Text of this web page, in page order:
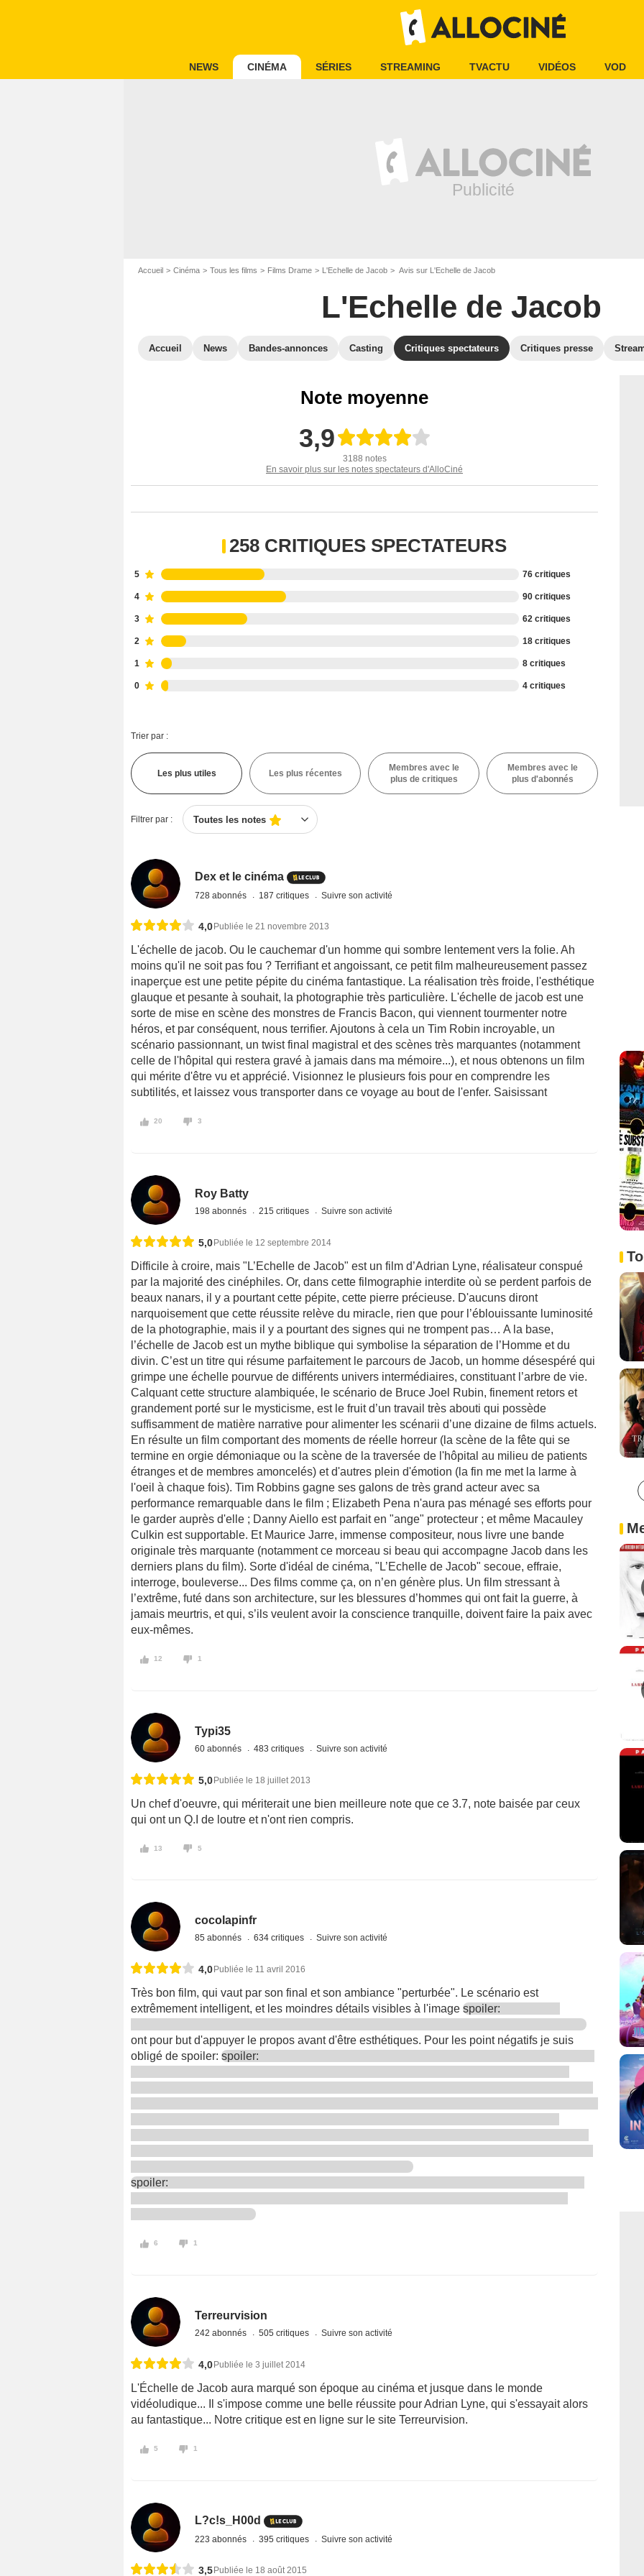
NEWS CINÉMA SÉRIES STREAMING TVACTU VIDÉOS VOD
Accueil Cinéma Tous les films Films Drame L'Echelle de Jacob Avis sur L'Echelle de Jacob
L'Echelle de Jacob
Accueil News Bandes-annonces Casting Critiques spectateurs Critiques presse
Note moyenne
3,9
3188 notes
En savoir plus sur les notes spectateurs d'AlloCiné
258 CRITIQUES SPECTATEURS
5 76 critiques
4 90 critiques
3 62 critiques
2 18 critiques
1 8 critiques
0 4 critiques
Trier par :
Les plus utiles Les plus récentes
Membres avec le
plus de critiques
Membres avec le
plus d'abonnés
Filtrer par : Toutes les notes
Dex et le cinéma
728 abonnés 187 critiques Suivre son activité
4,0 Publiée le 21 novembre 2013
L'échelle de jacob. Ou le cauchemar d'un homme qui sombre lentement vers la folie. Ah
moins qu'il ne soit pas fou ? Terrifiant et angoissant, ce petit film malheureusement passez
inaperçue est une petite pépite du cinéma fantastique. La réalisation très froide, l'esthétique
glauque et pesante à souhait, la photographie très particulière. L'échelle de jacob est une
sorte de mise en scène des monstres de Francis Bacon, qui viennent tourmenter notre
héros, et par conséquent, nous terrifier. Ajoutons à cela un Tim Robin incroyable, un
scénario passionnant, un twist final magistral et des scènes très marquantes (notamment
celle de l'hôpital qui restera gravé à jamais dans ma mémoire...), et nous obtenons un film
qui mérite d'être vu et apprécié. Visionnez le plusieurs fois pour en comprendre les
subtilités, et laissez vous transporter dans ce voyage au bout de l'enfer. Saisissant
20 3
Roy Batty
198 abonnés 215 critiques Suivre son activité
5,0Publiée le 12 septembre 2014
Difficile à croire, mais "L’Echelle de Jacob" est un film d’Adrian Lyne, réalisateur conspué
par la majorité des cinéphiles. Or, dans cette filmographie interdite où se perdent parfois de
beaux nanars, il y a pourtant cette pépite, cette pierre précieuse. D'aucuns diront
narquoisement que cette réussite relève du miracle, rien que pour l’éblouissante luminosité
de la photographie, mais il y a pourtant des signes qui ne trompent pas… A la base,
l’échelle de Jacob est un mythe biblique qui symbolise la séparation de l’Homme et du
divin. C’est un titre qui résume parfaitement le parcours de Jacob, un homme désespéré qui
grimpe une échelle pourvue de différents univers intermédiaires, constituant l’arbre de vie.
Calquant cette structure alambiquée, le scénario de Bruce Joel Rubin, finement retors et
grandement porté sur le mysticisme, est le fruit d’un travail très abouti qui possède
suffisamment de matière narrative pour alimenter les scénarii d’une dizaine de films actuels.
En résulte un film comportant des moments de réelle horreur (la scène de la fête qui se
termine en orgie démoniaque ou la scène de la traversée de l'hôpital au milieu de patients
étranges et de membres amoncelés) et d'autres plein d'émotion (la fin me met la larme à
l'oeil à chaque fois). Tim Robbins gagne ses galons de très grand acteur avec sa
performance remarquable dans le film ; Elizabeth Pena n'aura pas ménagé ses efforts pour
le garder auprès d'elle ; Danny Aiello est parfait en "ange" protecteur ; et même Macauley
Culkin est supportable. Et Maurice Jarre, immense compositeur, nous livre une bande
originale très marquante (notamment ce morceau si beau qui accompagne Jacob dans les
derniers plans du film). Sorte d'idéal de cinéma, "L’Echelle de Jacob" secoue, effraie,
interroge, bouleverse... Des films comme ça, on n’en génère plus. Un film stressant à
l’extrême, futé dans son architecture, sur les blessures d’hommes qui ont fait la guerre, à
jamais meurtris, et qui, s’ils veulent avoir la conscience tranquille, doivent faire la paix avec
eux-mêmes.
12 1
Typi35
60 abonnés 483 critiques Suivre son activité
5,0Publiée le 18 juillet 2013
Un chef d'oeuvre, qui mériterait une bien meilleure note que ce 3.7, note baisée par ceux
qui ont un Q.I de loutre et n'ont rien compris.
13 5
cocolapinfr
85 abonnés 634 critiques Suivre son activité
4,0 Publiée le 11 avril 2016
Très bon film, qui vaut par son final et son ambiance "perturbée". Le scénario est
extrêmement intelligent, et les moindres détails visibles à l'image spoiler:
ont pour but d'appuyer le propos avant d'être esthétiques. Pour les point négatifs je suis
obligé de spoiler: spoiler:
spoiler:
6 1
Terreurvision
242 abonnés 505 critiques Suivre son activité
4,0 Publiée le 3 juillet 2014
L'Échelle de Jacob aura marqué son époque au cinéma et jusque dans le monde
vidéoludique... Il s'impose comme une belle réussite pour Adrian Lyne, qui s'essayait alors
au fantastique... Notre critique est en ligne sur le site Terreurvision.
5 1
L?c!s_H00d
223 abonnés 395 critiques Suivre son activité
3,5 Publiée le 18 août 2015